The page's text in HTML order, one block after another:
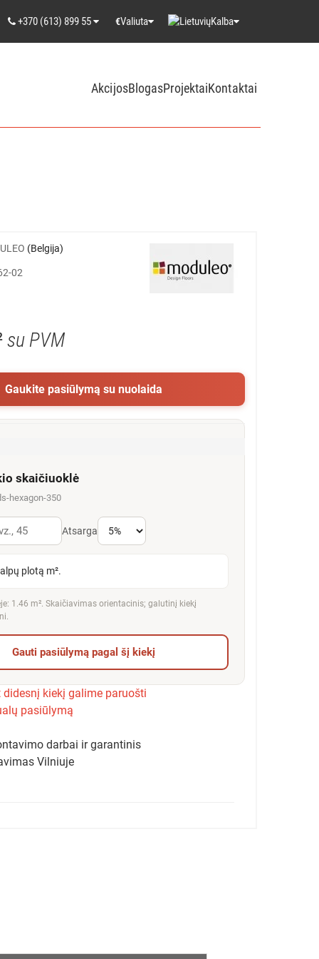
+370 (613) 899 55 €Valiuta Kalba
AkcijosBlogasProjektaiKontaktai
(Belgija)
02
su PVM
Gaukite pasiūlymą su nuolaida
skaičiuoklė
hexagon-350
Atsarga
plotą m².
1.46 m². Skaičiavimas orientacinis; galutinį kiekį
Gauti pasiūlymą pagal šį kiekį
didesnį kiekį galime paruošti
pasiūlymą
darbai ir garantinis
Vilniuje